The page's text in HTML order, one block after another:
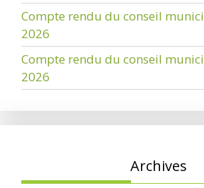
Compte rendu du conseil
2026
Compte rendu du conseil
2026
Archives